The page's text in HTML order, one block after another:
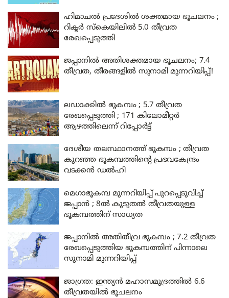
ഹിമാചൽ പ്രദേശിൽ ശക്തമായ ഭൂചലനം ;
റിക്ടർ സ്കെയിലിൽ 5.0 തീവ്രത
രേഖപ്പെടുത്തി
ജപ്പാനിൽ അതിശക്തമായ ഭൂചലനം; 7.4
തീവ്രത, തീരങ്ങളിൽ സുനാമി മുന്നറിയിപ്പ്!
ലഡാക്കിൽ ഭൂകമ്പം ; 5.7 തീവ്രത
രേഖപ്പെടുത്തി ; 171 കിലോമീറ്റർ
ആഴത്തിലെന്ന് റിപ്പോർട്ട്
ദേശീയ തലസ്ഥാനത്ത് ഭൂകമ്പം ; തീവ്രത
കുറഞ്ഞ ഭൂകമ്പത്തിന്റെ പ്രഭവകേന്ദ്രം
വടക്കൻ ഡൽഹി
മെഗാഭൂകമ്പ മുന്നറിയിപ്പ് പുറപ്പെടുവിച്ച്
ജപ്പാൻ ; 8ൽ കൂടുതൽ തീവ്രതയുള്ള
ഭൂകമ്പത്തിന് സാധ്യത
ജപ്പാനിൽ അതിതീവ്ര ഭൂകമ്പം ; 7.2 തീവ്രത
രേഖപ്പെടുത്തിയ ഭൂകമ്പത്തിന് പിന്നാലെ
സുനാമി മുന്നറിയിപ്പ്
ജാഗ്രത: ഇന്ത്യൻ മഹാസമുദ്രത്തിൽ 6.6
തീവ്രതയിൽ ഭൂചലനം